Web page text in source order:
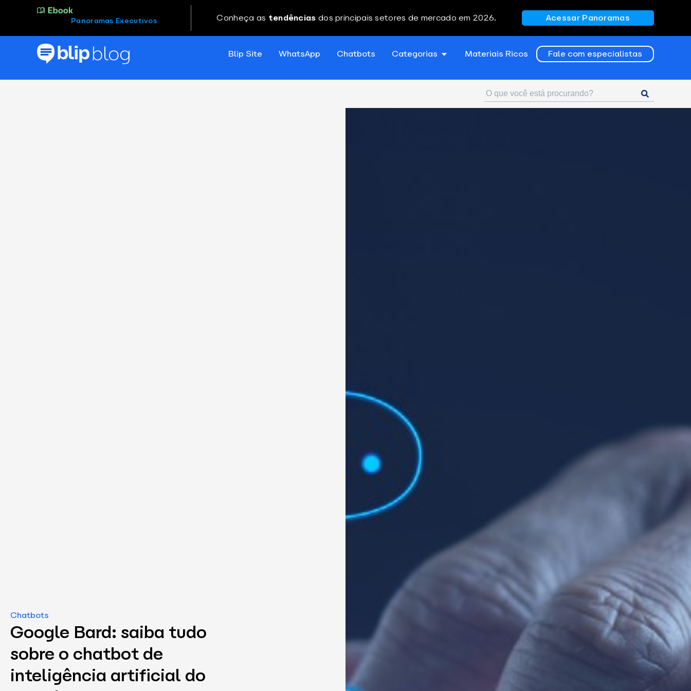
Panoramas Executivos Conheça as tendências dos principais setores de mercado em 2026. Acessar Panoramas
Blip Site WhatsApp Chatbots Categorias Materiais Ricos Fale com especialistas
Chatbots
Google Bard: saiba tudo
sobre o chatbot de
inteligência artificial do